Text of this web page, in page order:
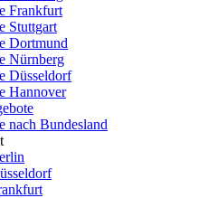
Frankfurt
Stuttgart
Dortmund
Nürnberg
Düsseldorf
Hannover
nach Bundesland